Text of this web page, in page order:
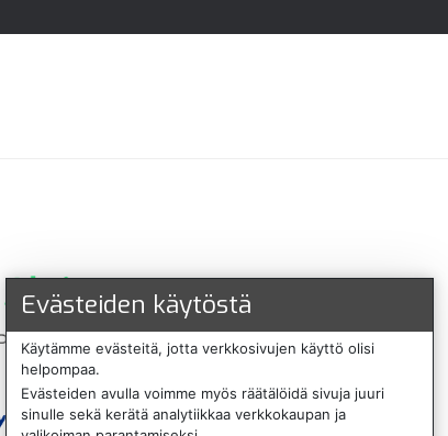
Evästeiden käytöstä
Käytämme evästeitä, jotta verkkosivujen käyttö olisi
helpompaa.
Evästeiden avulla voimme myös räätälöidä sivuja juuri
sinulle sekä kerätä analytiikkaa verkkokaupan ja